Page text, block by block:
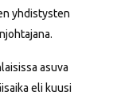
yhdistysten
asuva
eli kuusi